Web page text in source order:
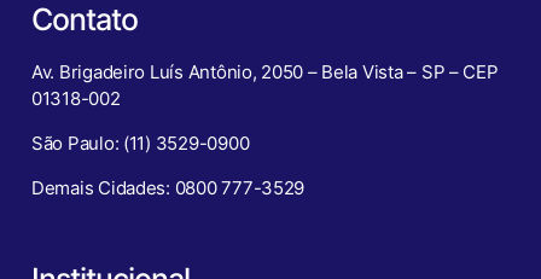
Contato
Av. Brigadeiro Luís Antônio, 2050 – Bela Vista – SP – CEP
01318-002
São Paulo: (11) 3529-0900
Demais Cidades: 0800 777-3529